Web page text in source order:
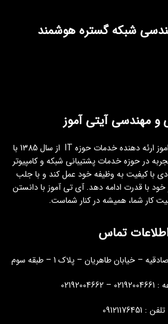
شبکه گستره هوشمند
و مهندسی آیتی آموز
گروه فنی و مهندسی ایتی اموز ارئه دهنده خدمات حوزه IT از سال 1385 با
در حوزه خدمات پشتیبانی شبکه و کامپیوتر
با کیفیت به وظیفه خود عمل کند و با جلب
خود با قدرت ادامه دهد. آی تی آموز با دانستن
کار شما، همیشه در کنار شماست.
تماس
خیابان طاهریان – پلاک 1 – طبقه سوم
تلفن : 09121176451